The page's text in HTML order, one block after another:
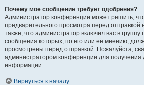
Почему моё сообщение требует одобрения?
Администратор конференции может решить,
предварительного просмотра перед
также, что администратор включил вас в группу
сообщения которых, по его или её мнению,
просмотрены перед отправкой. Пожалуйста,
администратором конференции для получения
информации.
Вернуться к началу